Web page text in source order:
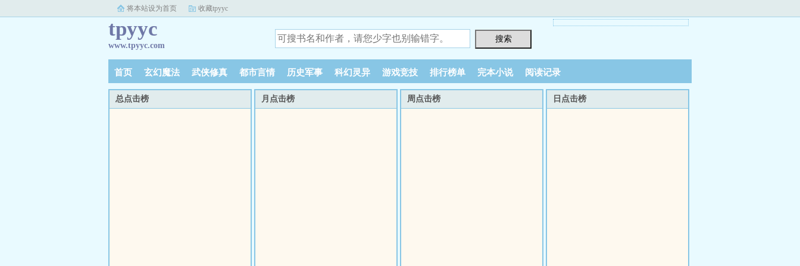
将本站设为首页 收藏tpyyc
tpyyc
www.tpyyc.com
首页 玄幻魔法 武侠修真 都市言情 历史军事 科幻灵异 游戏竞技 排行榜单 完本小说 阅读记录
总点击榜 月点击榜 周点击榜 日点击榜